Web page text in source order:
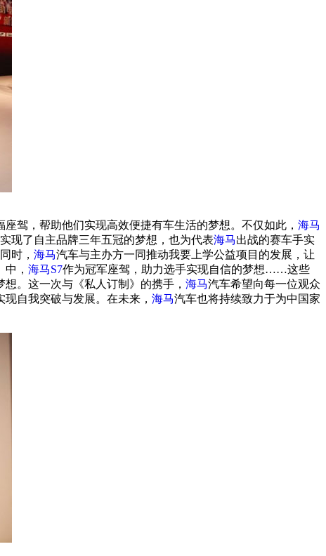
驾，帮助他们实现高效便捷有车生活的梦想。不仅如此， 海马
现了自主品牌三年五冠的梦想，也为代表海马出战的赛车手实
时， 海马汽车与主办方一同推动我要上学公益项目的发展，让
， 海马S7作为冠军座驾，助力选手实现自信的梦想……这些
。这一次与《私人订制》的携手， 海马汽车希望向每一位观众
自我突破与发展。在未来， 海马汽车也将持续致力于为中国家